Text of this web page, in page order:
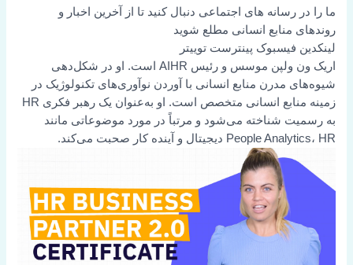
ما را در رسانه های اجتماعی دنبال کنید تا از آخرین اخبار و
روندهای منابع انسانی مطلع شوید
لینکدین فیسبوک پینترست توییتر
اریک ون ولپن موسس و رئیس AIHR است. او در شکل‌دهی
شیوه‌های مدرن منابع انسانی با آوردن نوآوری‌های تکنولوژیک در
زمینه منابع انسانی متخصص است. او به‌عنوان یک رهبر فکری HR
به رسمیت شناخته می‌شود و مرتباً در مورد موضوعاتی مانند
People Analytics، HR دیجیتال و آینده کار صحبت می‌کند.